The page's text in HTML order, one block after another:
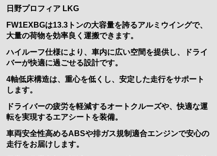
日野プロフィア LKG
FW1EXBGは13.3トンの大容量を誇るアルミウイングで、
大量の荷物を効率良く運搬できます。
ハイルーフ仕様により、車内に広い空間を提供し、ドライ
バーが快適に過ごせる設計です。
4軸低床構造は、重心を低くし、安定した走行をサポート
します。
ドライバーの疲労を軽減するオートクルーズや、快適な運
転を実現するエアシートを装備。
車両安全性高めるABSや排ガス規制適合エンジンで安心の
走行をお届けします。